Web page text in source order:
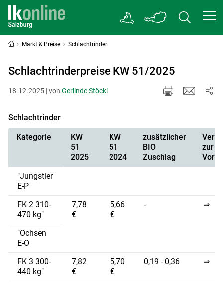
Markt & Preise Schlachtrinder
Schlachtrinderpreise KW 51/2025
18.12.2025 | von Gerlinde Stöckl
Schlachtrinder
Kategorie
KW
51
2025
KW
51
2024
zusätzlicher
BIO
Zuschlag
zur
"Jungstier
E-P
FK 2 310-
470 kg"
7,78
€
5,66
€
- ⇒
"Ochsen
E-O
FK 3 300-
440 kg"
7,82
€
5,70
€
0,19 - 0,36 ⇒